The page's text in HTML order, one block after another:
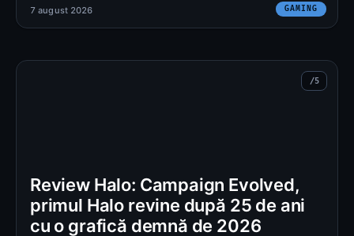
GAMING
7 august 2026
Review Halo: Campaign Evolved,
primul Halo revine după 25 de ani
cu o grafică demnă de 2026